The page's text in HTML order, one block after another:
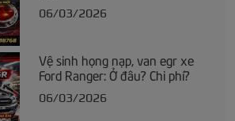
06/03/2026
Vệ sinh họng nạp, van egr xe
Ford Ranger: Ở đâu? Chi phí?
06/03/2026